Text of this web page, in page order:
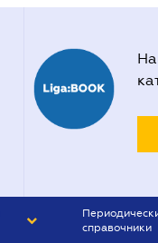
справочники